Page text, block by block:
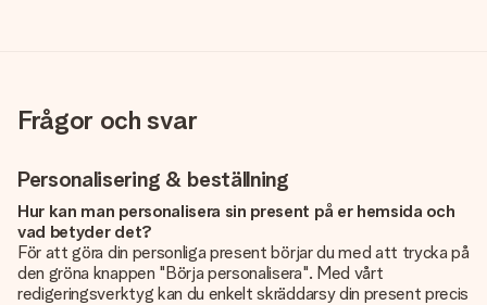
Frågor och svar
Personalisering & beställning
Hur kan man personalisera sin present på er hemsida och
vad betyder det?
För att göra din personliga present börjar du med att trycka på
den gröna knappen "Börja personalisera". Med vårt
redigeringsverktyg kan du enkelt skräddarsy din present precis